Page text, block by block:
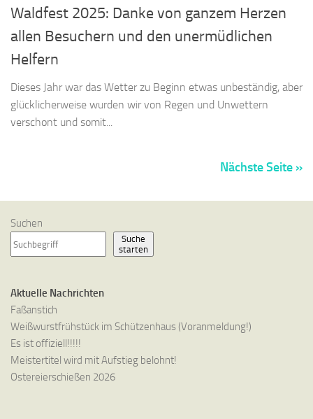
Waldfest 2025: Danke von ganzem Herzen
allen Besuchern und den unermüdlichen
Helfern
Dieses Jahr war das Wetter zu Beginn etwas unbeständig, aber
glücklicherweise wurden wir von Regen und Unwettern
verschont und somit...
Nächste Seite »
Suchen
Suche
starten
Aktuelle Nachrichten
Faßanstich
Weißwurstfrühstück im Schützenhaus (Voranmeldung!)
Es ist offiziell!!!!!
Meistertitel wird mit Aufstieg belohnt!
Ostereierschießen 2026